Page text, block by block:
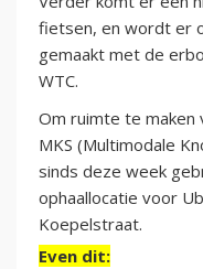
fietsen, en wordt er
gemaakt met de
WTC.
Om ruimte te
MKS (Multimodale
sinds deze week
ophaallocatie voor
Koepelstraat.
Even dit: